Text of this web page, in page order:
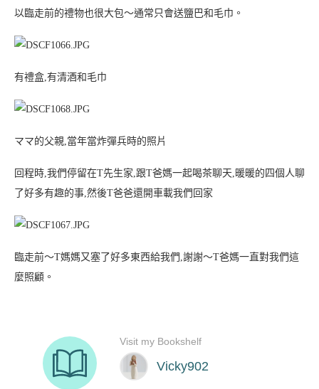
以臨走前的禮物也很大包～通常只會送鹽巴和毛巾。
有禮盒,有清酒和毛巾
ママ的父親,當年當炸彈兵時的照片
回程時,我們停留在T先生家,跟T爸媽一起喝茶聊天,暖暖的四個人聊
了好多有趣的事,然後T爸爸還開車載我們回家
臨走前～T媽媽又塞了好多東西給我們,謝謝～T爸媽一直對我們這
麼照顧。